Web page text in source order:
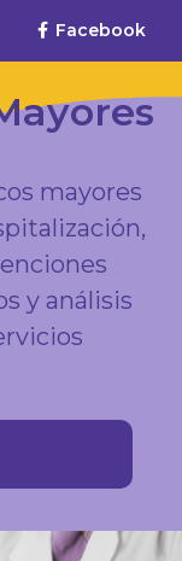
Facebook
mayores
y análisis